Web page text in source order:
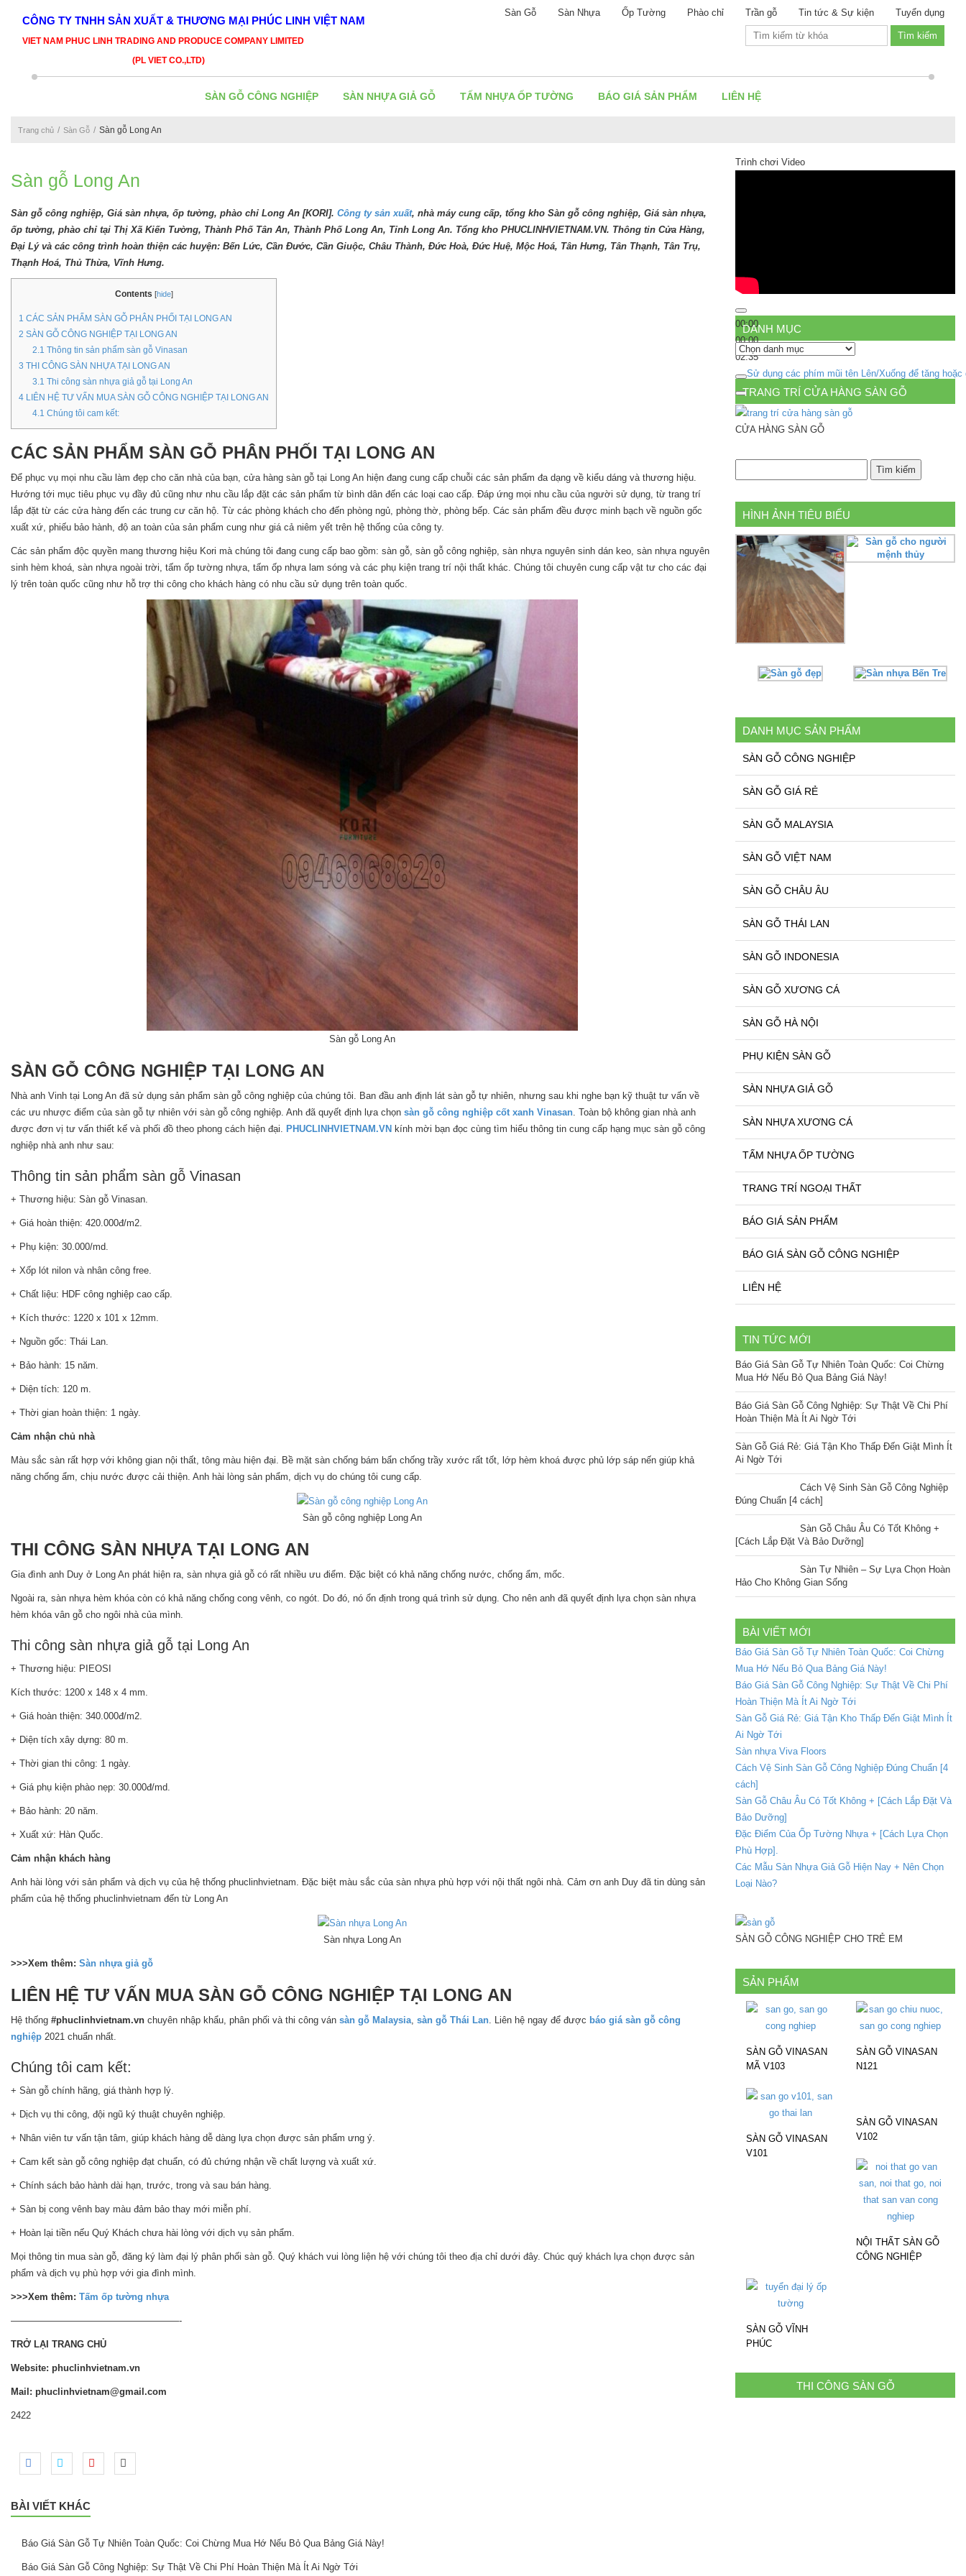
Sàn Gỗ Sàn Nhựa Ốp Tường Phào chỉ Trần gỗ Tin tức & Sự kiện Tuyển dụng
CÔNG TY TNHH SẢN XUẤT & THƯƠNG MẠI PHÚC LINH VIỆT NAM
VIET NAM PHUC LINH TRADING AND PRODUCE COMPANY LIMITED
(PL VIET CO.,LTD)
SÀN GỖ CÔNG NGHIỆP SÀN NHỰA GIẢ GỖ TẤM NHỰA ỐP TƯỜNG BÁO GIÁ SẢN PHẨM LIÊN HỆ
Trang chủ Sàn Gỗ Sàn gỗ Long An
Sàn gỗ Long An
Sàn gỗ công nghiệp, Giá sàn nhựa, ốp tường, phào chỉ Long An [KORI]. Công ty sản xuất, nhà máy cung cấp, tổng kho Sàn gỗ công nghiệp, Giá sàn nhựa,
ốp tường, phào chỉ tại Thị Xã Kiến Tường, Thành Phố Tân An, Thành Phố Long An, Tỉnh Long An. Tổng kho PHUCLINHVIETNAM.VN. Thông tin Cửa Hàng,
Đại Lý và các công trình hoàn thiện các huyện: Bến Lức, Cần Đước, Cần Giuộc, Châu Thành, Đức Hoà, Đức Huệ, Mộc Hoá, Tân Hưng, Tân Thạnh, Tân Trụ,
Thạnh Hoá, Thủ Thừa, Vĩnh Hưng.
Contents [hide]
1 CÁC SẢN PHẨM SÀN GỖ PHÂN PHỐI TẠI LONG AN
2 SÀN GỖ CÔNG NGHIỆP TẠI LONG AN
2.1 Thông tin sản phẩm sàn gỗ Vinasan
3 THI CÔNG SÀN NHỰA TẠI LONG AN
3.1 Thi công sàn nhựa giả gỗ tại Long An
4 LIÊN HỆ TƯ VẤN MUA SÀN GỖ CÔNG NGHIỆP TẠI LONG AN
4.1 Chúng tôi cam kết:
CÁC SẢN PHẨM SÀN GỖ PHÂN PHỐI TẠI LONG AN
Để phục vụ mọi nhu cầu làm đẹp cho căn nhà của bạn, cửa hàng sàn gỗ tại Long An hiện đang cung cấp chuỗi các sản phẩm đa dạng về kiểu dáng và thương hiệu.
Hướng tới mục tiêu phục vụ đầy đủ cũng như nhu cầu lắp đặt các sản phẩm từ bình dân đến các loại cao cấp. Đáp ứng mọi nhu cầu của người sử dụng, từ trang trí
lắp đặt từ các cửa hàng đến các trung cư căn hộ. Từ các phòng khách cho đến phòng ngủ, phòng thờ, phòng bếp. Các sản phẩm đều được minh bạch về nguồn gốc
xuất xứ, phiếu bảo hành, độ an toàn của sản phẩm cung như giá cả niêm yết trên hệ thống của công ty.
Các sản phẩm độc quyền mang thương hiệu Kori mà chúng tôi đang cung cấp bao gồm: sàn gỗ, sàn gỗ công nghiệp, sàn nhựa nguyên sinh dán keo, sàn nhựa nguyên
sinh hèm khoá, sàn nhựa ngoài trời, tấm ốp tường nhựa, tấm ốp nhựa lam sóng và các phụ kiện trang trí nội thất khác. Chúng tôi chuyên cung cấp vật tư cho các đại
lý trên toàn quốc cũng như hỗ trợ thi công cho khách hàng có nhu cầu sử dụng trên toàn quốc.
Sàn gỗ Long An
SÀN GỖ CÔNG NGHIỆP TẠI LONG AN
Nhà anh Vinh tại Long An đã sử dụng sản phẩm sàn gỗ công nghiệp của chúng tôi. Ban đầu anh định lát sàn gỗ tự nhiên, nhưng sau khi nghe bạn kỹ thuật tư vấn về
các ưu nhược điểm của sàn gỗ tự nhiên với sàn gỗ công nghiệp. Anh đã quyết định lựa chọn sàn gỗ công nghiệp cốt xanh Vinasan. Toàn bộ không gian nhà anh
được đơn vị tư vấn thiết kế và phối đồ theo phong cách hiện đại. PHUCLINHVIETNAM.VN kính mời bạn đọc cùng tìm hiểu thông tin cung cấp hạng mục sàn gỗ công
nghiệp nhà anh như sau:
Thông tin sản phẩm sàn gỗ Vinasan
+ Thương hiệu: Sàn gỗ Vinasan.
+ Giá hoàn thiện: 420.000đ/m2.
+ Phụ kiện: 30.000/md.
+ Xốp lót nilon và nhân công free.
+ Chất liệu: HDF công nghiệp cao cấp.
+ Kích thước: 1220 x 101 x 12mm.
+ Nguồn gốc: Thái Lan.
+ Bảo hành: 15 năm.
+ Diện tích: 120 m.
+ Thời gian hoàn thiện: 1 ngày.
Cảm nhận chủ nhà
Màu sắc sàn rất hợp với không gian nội thất, tông màu hiện đại. Bề mặt sàn chống bám bẩn chống trầy xước rất tốt, lớp hèm khoá được phủ lớp sáp nến giúp khả
năng chống ẩm, chịu nước được cải thiện. Anh hài lòng sản phẩm, dịch vụ do chúng tôi cung cấp.
Sàn gỗ công nghiệp Long An
THI CÔNG SÀN NHỰA TẠI LONG AN
Gia đình anh Duy ở Long An phát hiện ra, sàn nhựa giả gỗ có rất nhiều ưu điểm. Đặc biệt có khả năng chống nước, chống ẩm, mốc.
Ngoài ra, sàn nhựa hèm khóa còn có khả năng chống cong vênh, co ngót. Do đó, nó ổn định trong quá trình sử dụng. Cho nên anh đã quyết định lựa chọn sàn nhựa
hèm khóa vân gỗ cho ngôi nhà của mình.
Thi công sàn nhựa giả gỗ tại Long An
+ Thương hiệu: PIEOSI
Kích thước: 1200 x 148 x 4 mm.
+ Giá hoàn thiện: 340.000đ/m2.
+ Diện tích xây dựng: 80 m.
+ Thời gian thi công: 1 ngày.
+ Giá phụ kiện phào nẹp: 30.000đ/md.
+ Bảo hành: 20 năm.
+ Xuất xứ: Hàn Quốc.
Cảm nhận khách hàng
Anh hài lòng với sản phẩm và dịch vụ của hệ thống phuclinhvietnam. Đặc biệt màu sắc của sàn nhựa phù hợp với nội thất ngôi nhà. Cảm ơn anh Duy đã tin dùng sản
phẩm của hệ thống phuclinhvietnam đến từ Long An
Sàn nhựa Long An
>>>Xem thêm: Sàn nhựa giả gỗ
LIÊN HỆ TƯ VẤN MUA SÀN GỖ CÔNG NGHIỆP TẠI LONG AN
Hệ thống #phuclinhvietnam.vn chuyên nhập khẩu, phân phối và thi công ván sàn gỗ Malaysia, sàn gỗ Thái Lan. Liên hệ ngay để được báo giá sàn gỗ công
nghiệp 2021 chuẩn nhất.
Chúng tôi cam kết:
+ Sàn gỗ chính hãng, giá thành hợp lý.
+ Dịch vụ thi công, đội ngũ ký thuật chuyên nghiệp.
+ Nhân viên tư vấn tận tâm, giúp khách hàng dễ dàng lựa chọn được sản phẩm ưng ý.
+ Cam kết sàn gỗ công nghiệp đạt chuẩn, có đủ chứng nhận về chất lượng và xuất xứ.
+ Chính sách bảo hành dài hạn, trước, trong và sau bán hàng.
+ Sàn bị cong vênh bay màu đảm bảo thay mới miễn phí.
+ Hoàn lại tiền nếu Quý Khách chưa hài lòng với dịch vụ sản phẩm.
Mọi thông tin mua sàn gỗ, đăng ký làm đại lý phân phối sàn gỗ. Quý khách vui lòng liện hệ với chúng tôi theo địa chỉ dưới đây. Chúc quý khách lựa chọn được sản
phẩm và dịch vụ phù hợp với gia đình mình.
>>>Xem thêm: Tấm ốp tường nhựa
——————————————————-
TRỞ LẠI TRANG CHỦ
Website: phuclinhvietnam.vn
Mail: phuclinhvietnam@gmail.com
2422
BÀI VIẾT KHÁC
Báo Giá Sàn Gỗ Tự Nhiên Toàn Quốc: Coi Chừng Mua Hớ Nếu Bỏ Qua Bảng Giá Này!
Báo Giá Sàn Gỗ Công Nghiệp: Sự Thật Về Chi Phí Hoàn Thiện Mà Ít Ai Ngờ Tới
Trình chơi Video
00:00
00:00
02:35
Sử dụng các phím mũi tên Lên/Xuống để tăng
DANH MỤC
Danh
TRANG TRÍ CỬA HÀNG SÀN GỖ
CỬA HÀNG SÀN GỖ
HÌNH ẢNH TIÊU BIỂU
DANH MỤC SẢN PHẨM
SÀN GỖ CÔNG NGHIỆP
SÀN GỖ GIÁ RẺ
SÀN GỖ MALAYSIA
SÀN GỖ VIỆT NAM
SÀN GỖ CHÂU ÂU
SÀN GỖ THÁI LAN
SÀN GỖ INDONESIA
SÀN GỖ XƯƠNG CÁ
SÀN GỖ HÀ NỘI
PHỤ KIỆN SÀN GỖ
SÀN NHỰA GIẢ GỖ
SÀN NHỰA XƯƠNG CÁ
TẤM NHỰA ỐP TƯỜNG
TRANG TRÍ NGOẠI THẤT
BÁO GIÁ SẢN PHẨM
BÁO GIÁ SÀN GỖ CÔNG NGHIỆP
LIÊN HỆ
TIN TỨC MỚI
Báo Giá Sàn Gỗ Tự Nhiên Toàn Quốc: Coi Chừng
Mua Hớ Nếu Bỏ Qua Bảng Giá Này!
Báo Giá Sàn Gỗ Công Nghiệp: Sự Thật Về Chi Phí
Hoàn Thiện Mà Ít Ai Ngờ Tới
Sàn Gỗ Giá Rẻ: Giá Tận Kho Thấp Đến Giật Mình Ít
Ai Ngờ Tới
Cách Vệ Sinh Sàn Gỗ Công Nghiệp
Đúng Chuẩn [4 cách]
Sàn Gỗ Châu Âu Có Tốt Không +
[Cách Lắp Đặt Và Bảo Dưỡng]
Sàn Tự Nhiên – Sự Lựa Chọn Hoàn
Hảo Cho Không Gian Sống
BÀI VIẾT MỚI
Báo Giá Sàn Gỗ Tự Nhiên Toàn Quốc: Coi Chừng
Mua Hớ Nếu Bỏ Qua Bảng Giá Này!
Báo Giá Sàn Gỗ Công Nghiệp: Sự Thật Về Chi Phí
Hoàn Thiện Mà Ít Ai Ngờ Tới
Sàn Gỗ Giá Rẻ: Giá Tận Kho Thấp Đến Giật Mình Ít
Ai Ngờ Tới
Sàn nhựa Viva Floors
Cách Vệ Sinh Sàn Gỗ Công Nghiệp Đúng Chuẩn [4
cách]
Sàn Gỗ Châu Âu Có Tốt Không + [Cách Lắp Đặt Và
Bảo Dưỡng]
Đặc Điểm Của Ốp Tường Nhựa + [Cách Lựa Chọn
Phù Hợp].
Các Mẫu Sàn Nhựa Giả Gỗ Hiện Nay + Nên Chọn
Loại Nào?
SÀN GỖ CÔNG NGHIỆP CHO TRẺ EM
SẢN PHẨM
SÀN GỖ VINASAN
MÃ V103
SÀN GỖ VINASAN
N121
SÀN GỖ VINASAN
V101
SÀN GỖ VINASAN
V102
NỘI THẤT SÀN GỖ
CÔNG NGHIỆP
SÀN GỖ VĨNH
PHÚC
THI CÔNG SÀN GỖ